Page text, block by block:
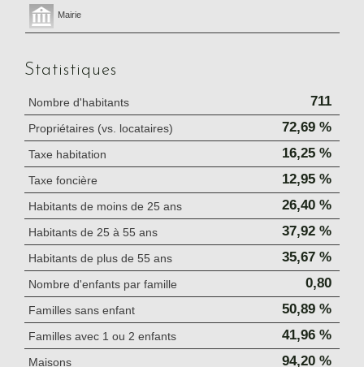
Mairie
Statistiques
Nombre d'habitants 711
Propriétaires (vs. locataires) 72,69 %
Taxe habitation 16,25 %
Taxe foncière 12,95 %
Habitants de moins de 25 ans 26,40 %
Habitants de 25 à 55 ans 37,92 %
Habitants de plus de 55 ans 35,67 %
Nombre d'enfants par famille 0,80
Familles sans enfant 50,89 %
Familles avec 1 ou 2 enfants 41,96 %
Maisons 94,20 %